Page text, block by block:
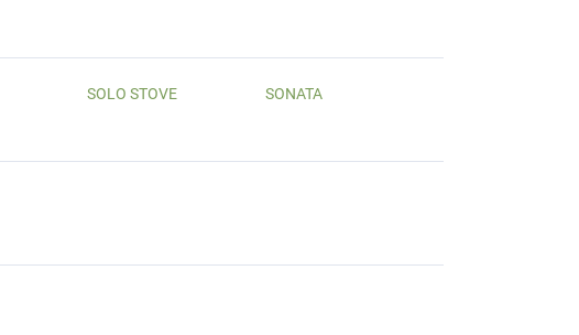
SOLO STOVE
SONATA